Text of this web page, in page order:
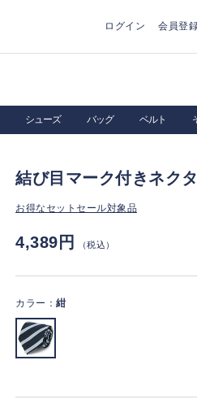
ログイン 会員登
シューズ バッグ ベルト
結び目マーク付きネク
お得なセットセール対象品
4,389円 （税込）
カラー： 紺